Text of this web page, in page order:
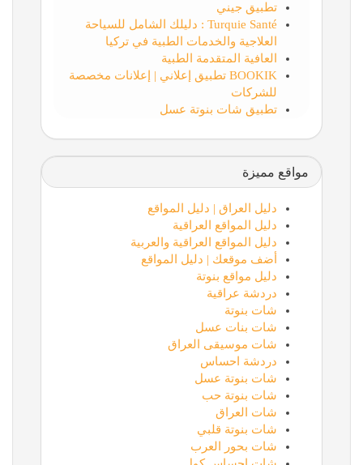
تطبيق جيني
Turquie Santé : دليلك الشامل للسياحة
العلاجية والخدمات الطبية في تركيا
العافية المتقدمة الطبية
BOOKIK تطبيق إعلاني | إعلانات مخصصة
للشركات
تطبيق شات بنوتة عسل
مواقع مميزة
دليل العراق | دليل المواقع
دليل المواقع العراقية
دليل المواقع العراقية والعربية
أضف موقعك | دليل المواقع
دليل مواقع بنوتة
دردشة عراقية
شات بنوتة
شات بنات عسل
شات موسيقى العراق
دردشة احساس
شات بنوتة عسل
شات بنوتة حب
شات العراق
شات بنوتة قلبي
شات بحور العرب